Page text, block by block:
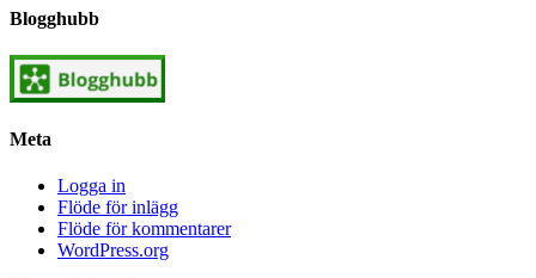
Blogghubb
Meta
Logga in
Flöde för inlägg
Flöde för kommentarer
WordPress.org